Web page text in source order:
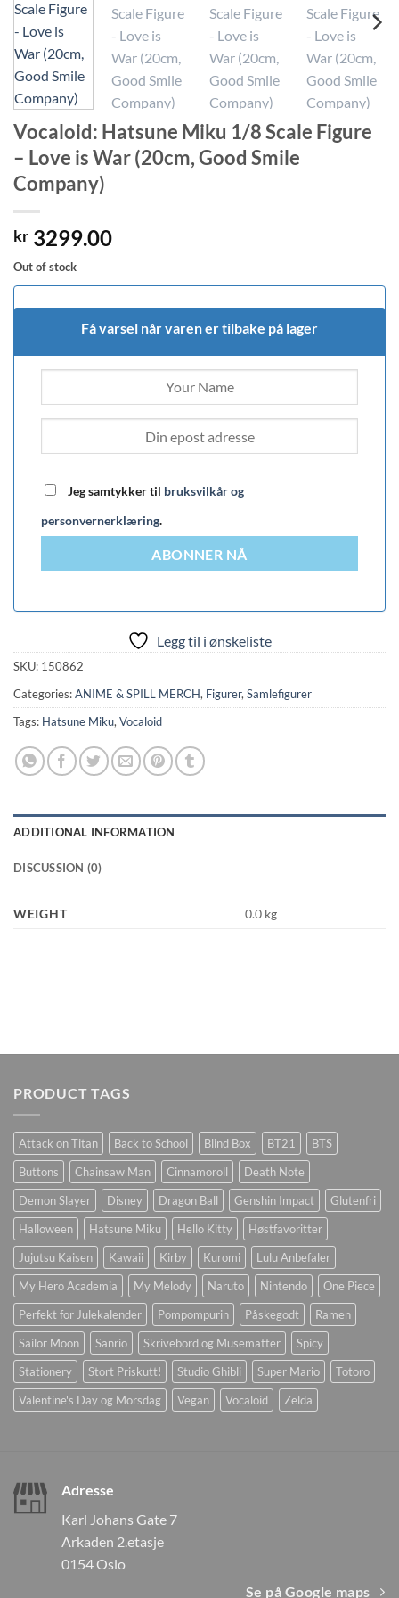
Vocaloid: Hatsune Miku 1/8 Scale Figure
– Love is War (20cm, Good Smile
Company)
kr 3299.00
Out of stock
Få varsel når varen er tilbake på lager
Jeg samtykker til bruksvilkår og
personvernerklæring.
ABONNER NÅ
Legg til i ønskeliste
SKU: 150862
Categories:ANIME & SPILL MERCH, Figurer, Samlefigurer
Tags: Hatsune Miku, Vocaloid
ADDITIONAL INFORMATION
DISCUSSION (0)
WEIGHT 0.0 kg
PRODUCT TAGS
Attack on Titan Back to School Blind Box BT21
BTS
Buttons
Chainsaw Man Cinnamoroll
Death Note
Demon Slayer
Disney Dragon Ball Genshin Impact
Glutenfri
Halloween
Hatsune Miku Hello Kitty
Høstfavoritter
Jujutsu Kaisen
Kawaii Kirby Kuromi
Lulu Anbefaler
My Hero Academia
My Melody Naruto Nintendo
One Piece
Perfekt for Julekalender
Pompompurin Påskegodt
Ramen
Sailor Moon
Sanrio Skrivebord og Musematter
Spicy
Stationery
Stort Priskutt! Studio Ghibli Super Mario
Totoro
Valentine's Day og Morsdag
Vegan Vocaloid Zelda
Adresse
Karl Johans Gate 7
Arkaden 2.etasje
0154 Oslo
Se på Google maps